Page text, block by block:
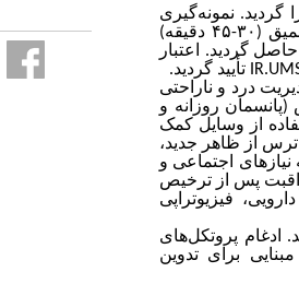
با رویکرد تحلیل محتوای قراردادی در بخش سوختگی بیمارستان بعثت همدان در سال ۱۴۰۴ اجرا گردید. نمونه‌گیری
هدفمند با حداکثر تنوع شامل ۸ پرستار و ۱۰ والد کودکان بستری انجام شد. داده‌ها از طریق مصاحبه‌های نیمه‌ساختاریافته عمیق (۳۰-۴۵ دقیقه)
پس از ۱۸ مصاحبه حاصل گردید. اعتبار
تأیید گردید.
درد و ناراحتی
روزانه و
از وسایل کمک
از ظاهر جدید،
اجتماعی و
پس از ترخیص
فیزیوتراپی
ادغام پروتکل‌های
برای تدوین